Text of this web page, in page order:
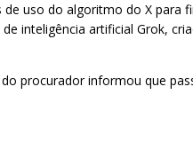
uso do algoritmo do X para
inteligência artificial Grok,
procurador informou que